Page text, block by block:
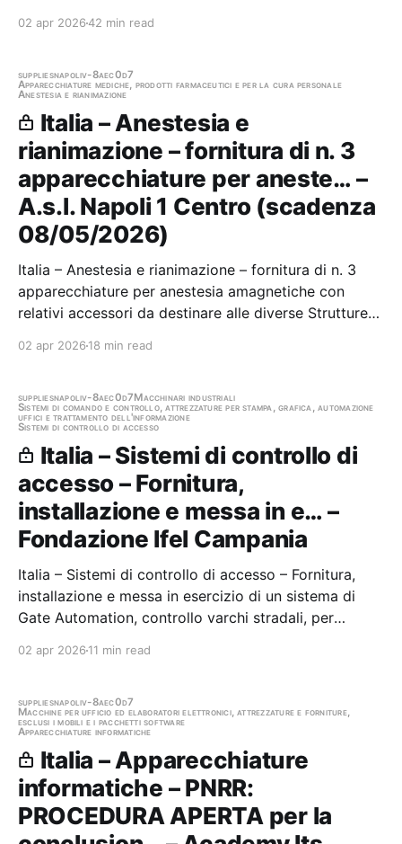
DELLA PROGETTAZIONE Stazione appaltante:
Gara aggiudicata
02 apr 202642 min read
suppliesnapoliv-8aec0d7
Apparecchiature mediche, prodotti farmaceutici e per la cura personale
Anestesia e rianimazione
Italia – Anestesia e
rianimazione – fornitura di n. 3
apparecchiature per aneste… –
A.s.l. Napoli 1 Centro (scadenza
08/05/2026)
Italia – Anestesia e rianimazione – fornitura di n. 3
apparecchiature per anestesia amagnetiche con
relativi accessori da destinare alle diverse Strutture
Napoli 1 Centro Scadenza 08/05/2026 Gara scaduta,
02 apr 2026 18 min read
suppliesnapoliv-8aec0d7Macchinari industriali
Sistemi di comando e controllo, attrezzature per stampa, grafica, automazione
uffici e trattamento dell'informazione
Sistemi di controllo di accesso
Italia – Sistemi di controllo di
accesso – Fornitura,
installazione e messa in e… –
Fondazione Ifel Campania
Italia – Sistemi di controllo di accesso – Fornitura,
installazione e messa in esercizio di un sistema di
Gate Automation, controllo varchi stradali, per
"Digitalizzazione della catena logistica" - Sub
02 apr 2026 11 min read
suppliesnapoliv-8aec0d7
Macchine per ufficio ed elaboratori elettronici, attrezzature e forniture,
esclusi i mobili e i pacchetti software
Apparecchiature informatiche
Italia – Apparecchiature
informatiche – PNRR:
PROCEDURA APERTA per la